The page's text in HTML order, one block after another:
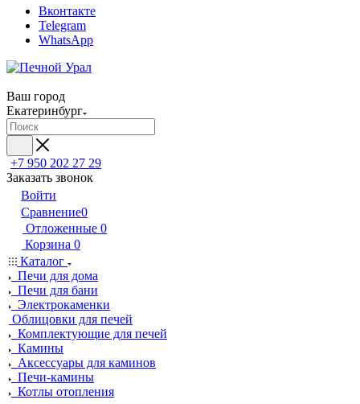
Вконтакте
Telegram
WhatsApp
Ваш город
Екатеринбург
+7 950 202 27 29
Заказать звонок
Войти
Сравнение0
Отложенные 0
Корзина 0
Каталог
Печи для дома
Печи для бани
Электрокаменки
Облицовки для печей
Комплектующие для печей
Камины
Аксессуары для каминов
Печи-камины
Котлы отопления